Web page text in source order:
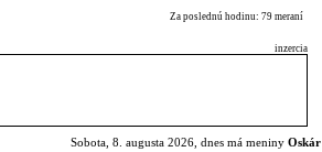
Za poslednú hodinu: 79 meraní
inzercia
Sobota, 8. augusta 2026, dnes má meniny Oskár